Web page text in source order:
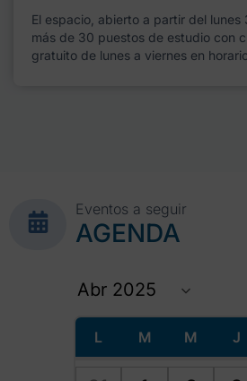
El espacio, abierto a partir del
más de 30 puestos de estudio con
gratuito de lunes a viernes en
Eventos a seguir
AGENDA
L M M J